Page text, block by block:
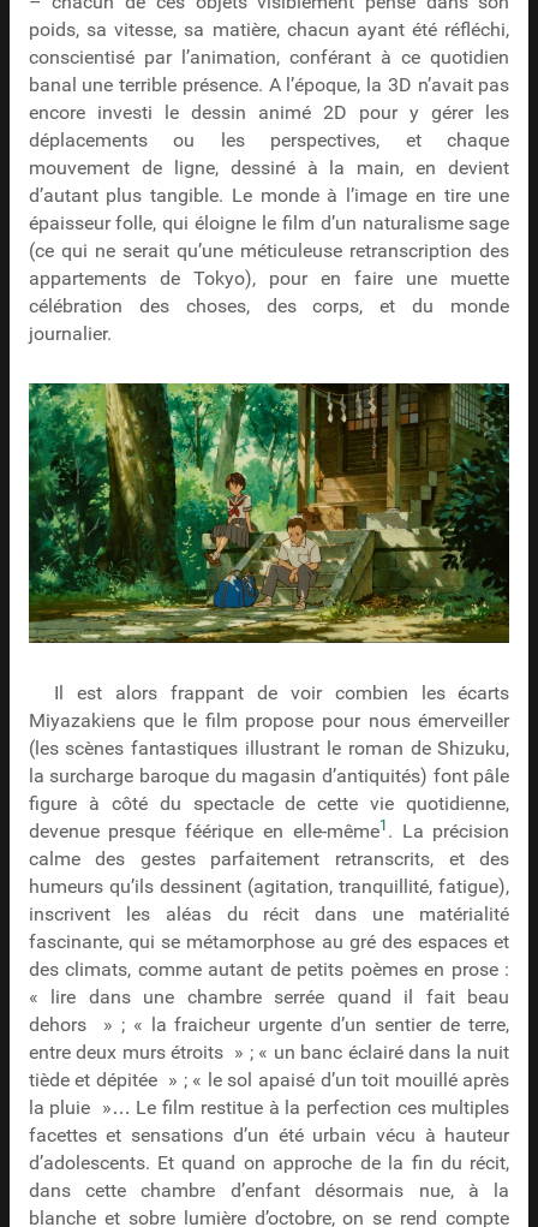
poids, sa vitesse, sa matière, chacun ayant été réfléchi,
conscientisé par l’animation, conférant à ce quotidien
banal une terrible présence. A l’époque, la 3D n’avait pas
encore investi le dessin animé 2D pour y gérer les
déplacements ou les perspectives, et chaque
mouvement de ligne, dessiné à la main, en devient
d’autant plus tangible. Le monde à l’image en tire une
épaisseur folle, qui éloigne le film d’un naturalisme sage
(ce qui ne serait qu’une méticuleuse retranscription des
appartements de Tokyo), pour en faire une muette
célébration des choses, des corps, et du monde
journalier.
Il est alors frappant de voir combien les écarts
Miyazakiens que le film propose pour nous émerveiller
(les scènes fantastiques illustrant le roman de Shizuku,
la surcharge baroque du magasin d’antiquités) font pâle
figure à côté du spectacle de cette vie quotidienne,
devenue presque féérique en elle-même1 . La précision
calme des gestes parfaitement retranscrits, et des
humeurs qu’ils dessinent (agitation, tranquillité, fatigue),
inscrivent les aléas du récit dans une matérialité
fascinante, qui se métamorphose au gré des espaces et
des climats, comme autant de petits poèmes en prose :
« lire dans une chambre serrée quand il fait beau
dehors » ; « la fraicheur urgente d’un sentier de terre,
entre deux murs étroits » ; « un banc éclairé dans la nuit
tiède et dépitée » ; « le sol apaisé d’un toit mouillé après
la pluie »… Le film restitue à la perfection ces multiples
facettes et sensations d’un été urbain vécu à hauteur
d’adolescents. Et quand on approche de la fin du récit,
dans cette chambre d’enfant désormais nue, à la
blanche et sobre lumière d’octobre, on se rend compte